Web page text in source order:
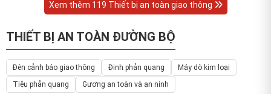
Xem thêm 119 Thiết bị an toàn giao thông
THIẾT BỊ AN TOÀN ĐƯỜNG BỘ
Đèn cảnh báo giao thông Đinh phản quang
Máy dò kim loại
Tiêu phản quang
Gương an toàn và an ninh